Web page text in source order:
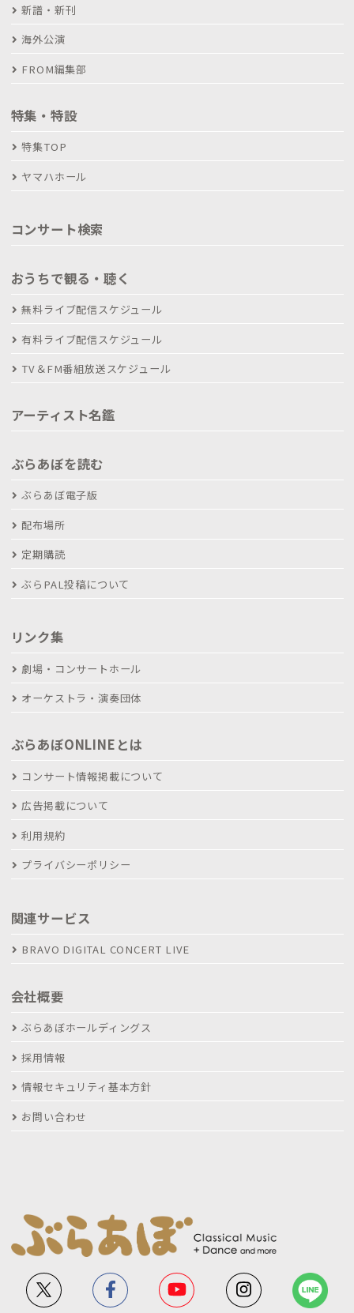
新譜・新刊
海外公演
FROM編集部
特集・特設
特集TOP
ヤマハホール
コンサート検索
おうちで観る・聴く
無料ライブ配信スケジュール
有料ライブ配信スケジュール
TV＆FM番組放送スケジュール
アーティスト名鑑
ぶらあぼを読む
ぶらあぼ電子版
配布場所
定期購読
ぶらPAL投稿について
リンク集
劇場・コンサートホール
オーケストラ・演奏団体
ぶらあぼONLINEとは
コンサート情報掲載について
広告掲載について
利用規約
プライバシーポリシー
関連サービス
BRAVO DIGITAL CONCERT LIVE
会社概要
ぶらあぼホールディングス
採用情報
情報セキュリティ基本方針
お問い合わせ